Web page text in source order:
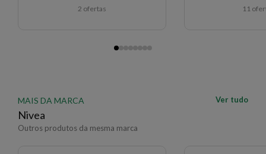
2 ofertas 11
MAIS DA MARCA
Nivea
Outros produtos da mesma marca
Ver tudo